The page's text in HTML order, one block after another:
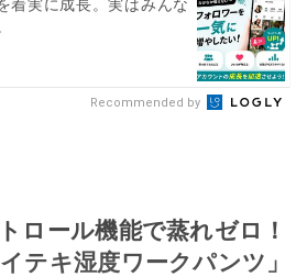
着実に成長。実はみんな
Recommended by
ロール機能で蒸れゼロ！
テキ湿度ワークパンツ」